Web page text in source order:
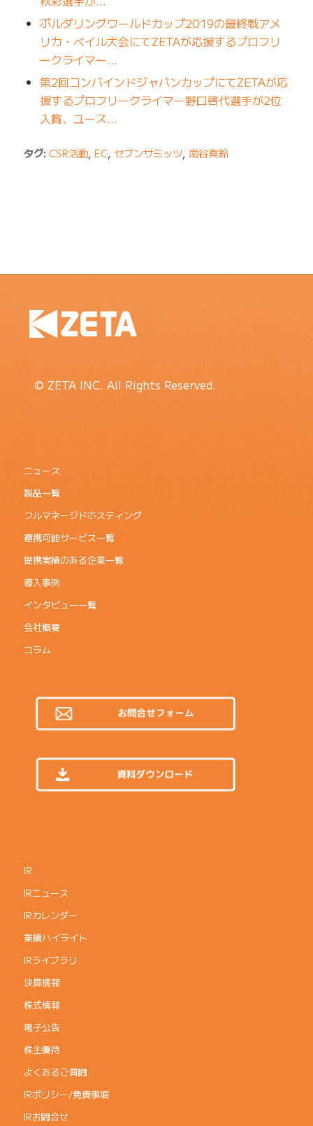
ボルダリングワールドカップ2019の最終戦アメ
リカ・ベイル大会にてZETAが応援するプロフリ
ークライマー…
第2回コンバインドジャパンカップにてZETAが応
援するプロフリークライマー野口啓代選手が2位
入賞、ユース…
タグ: CSR活動, EC, セブンサミッツ, 南谷真鈴
© ZETA INC. All Rights Reserved.
ニュース
製品一覧
フルマネージドホスティング
連携可能サービス一覧
提携実績のある企業一覧
導入事例
インタビュー一覧
会社概要
コラム
IR
IRニュース
IRカレンダー
業績ハイライト
IRライブラリ
決算情報
株式情報
電子公告
株主優待
よくあるご質問
IRポリシー/免責事項
IRお問合せ